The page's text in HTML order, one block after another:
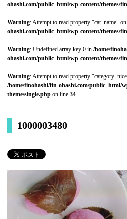
ohashi.com/public_html/wp-content/themes/
Warning: Attempt to read property "cat_name"
ohashi.com/public_html/wp-content/themes/
Warning: Undefined array key 0 in /home/
ohashi.com/public_html/wp-content/themes/
Warning: Attempt to read property
/home/finohashi/fin-ohashi.com/public_html/
theme/single.php on line 34
1000003480